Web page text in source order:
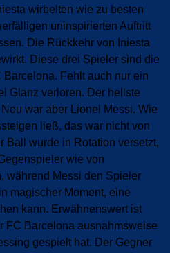
wirbelten wie zu besten
uninspirierten Auftritt
Die Rückkehr von Iniesta
Diese drei Spieler sind die
Fehlt auch nur ein
Glanz verloren. Der hellste
war aber Lionel Messi. Wie
ließ, das war nicht von
Ball wurde in Rotation versetzt,
wie von
während Messi den Spieler
magischer Moment, eine
kann. Erwähnenswert ist
FC Barcelona ausnahmsweise
gespielt hat. Der Gegner